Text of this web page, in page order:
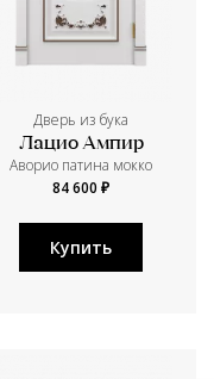
Дверь из бука
Лацио Ампир
Аворио патина мокко
84 600 ₽
Купить